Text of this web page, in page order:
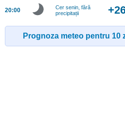
20:00
Cer senin, fără
precipitații
Prognoza meteo pentru 10